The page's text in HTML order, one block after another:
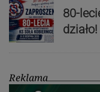
80-
Reklama